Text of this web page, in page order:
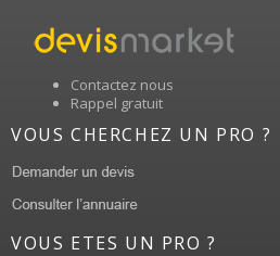
Contactez nous
Rappel gratuit
VOUS CHERCHEZ UN PRO ?
VOUS ETES UN PRO ?